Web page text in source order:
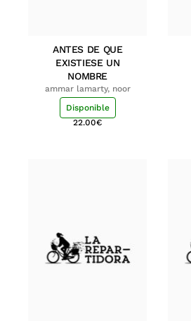
ANTES DE QUE
EXISTIESE UN
NOMBRE
ammar lamarty, noor
Disponible
22.00€